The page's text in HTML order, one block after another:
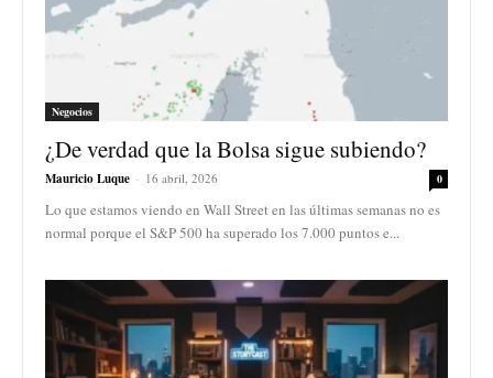
Negocios
¿De verdad que la Bolsa sigue subiendo?
Mauricio Luque - 16 abril, 2026 0
Lo que estamos viendo en Wall Street en las últimas semanas no es
normal porque el S&P 500 ha superado los 7.000 puntos e...